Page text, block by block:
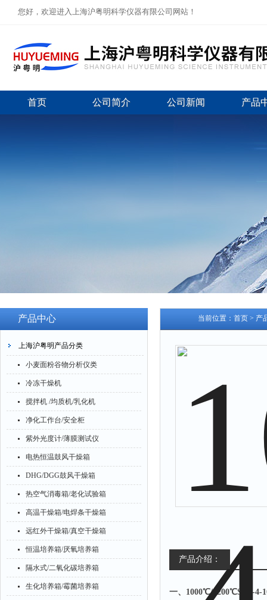
您好，欢迎进入上海沪粤明科学仪器有限公司网站！
首页 公司简介 公司新闻 产品
产品中心
上海沪粤明产品分类
小麦面粉谷物分析仪类
冷冻干燥机
搅拌机 /均质机/乳化机
净化工作台/安全柜
紫外光度计/薄膜测试仪
电热恒温鼓风干燥箱
DHG/DGG鼓风干燥箱
热空气消毒箱/老化试验箱
高温干燥箱/电焊条干燥箱
远红外干燥箱/真空干燥箱
恒温培养箱/厌氧培养箱
隔水式/二氧化碳培养箱
生化培养箱/霉菌培养箱
当前位置： 首页 > 产
产品介绍：
一、 1000℃/1200℃SX2-4-